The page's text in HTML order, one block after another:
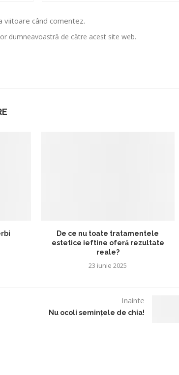
viitoare când comentez.
dumneavoastră de către acest site web.
De ce nu toate tratamentele
estetice ieftine oferă rezultate
reale?
23 iunie 2025
Inainte
Nu ocoli semințele de chia!